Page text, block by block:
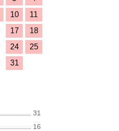
10
11
17
18
24
25
31
31
16